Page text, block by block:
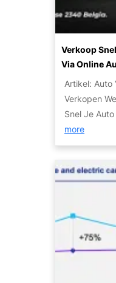
Verkoop
Via Online
Artikel: Auto
Verkopen
Snel Je
more:
V
r
o
p
S